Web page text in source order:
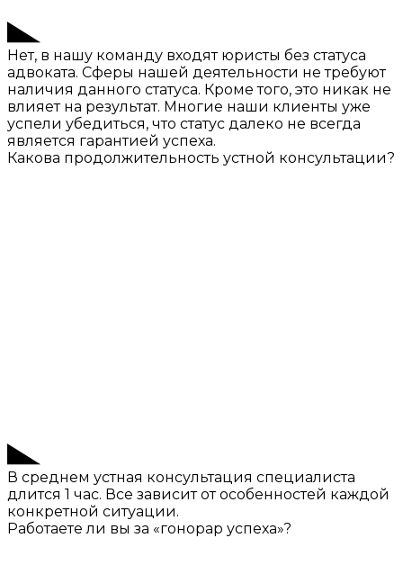
Нет, в нашу команду входят юристы без статуса
адвоката. Сферы нашей деятельности не требуют
наличия данного статуса. Кроме того, это никак не
влияет на результат. Многие наши клиенты уже
успели убедиться, что статус далеко не всегда
является гарантией успеха.
Какова продолжительность устной консультации?
В среднем устная консультация специалиста
длится 1 час. Все зависит от особенностей каждой
конкретной ситуации.
Работаете ли вы за «гонорар успеха»?